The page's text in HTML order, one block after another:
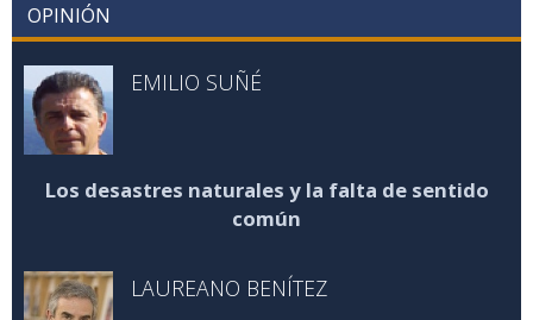
OPINIÓN
EMILIO SUÑÉ
Los desastres naturales y la falta de sentido
común
LAUREANO BENÍTEZ